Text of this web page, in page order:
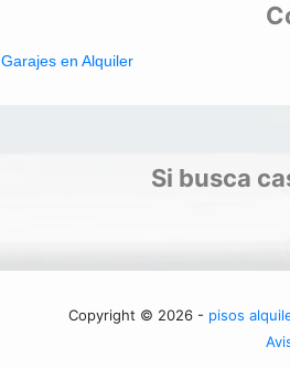
Garajes en Alquiler
Si busca
Copyright © 2026 - pisos